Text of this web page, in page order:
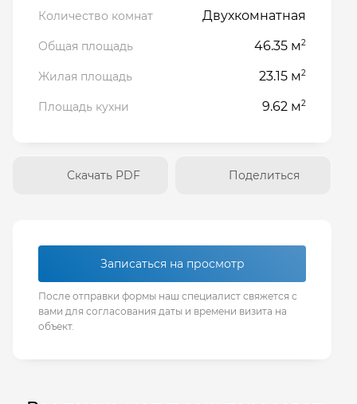
Количество комнат
Двухкомнатная
Общая площадь 46.35 м2
Жилая площадь 23.15 м2
Площадь кухни 9.62 м2
Скачать PDF Поделиться
Записаться на просмотр
После отправки формы наш специалист свяжется с
вами для согласования даты и времени визита на
объект.